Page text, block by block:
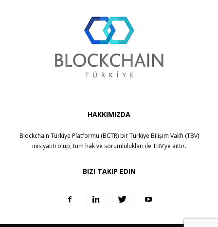
HAKKIMIZDA
Blockchain Türkiye Platformu (BCTR) birTürkiye Bilişim Vakfı (TBV)
inisiyatifi olup, tüm hak ve sorumlulukları ile TBV’ye aittir.
BIZI TAKIP EDIN